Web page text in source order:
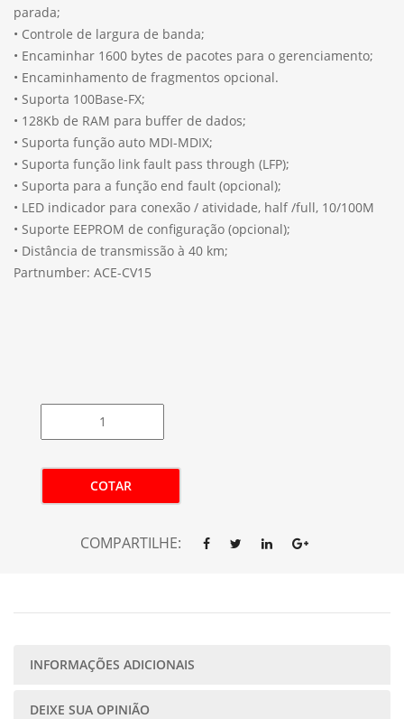
parada;
• Controle de largura de banda;
• Encaminhar 1600 bytes de pacotes para o gerenciamento;
• Encaminhamento de fragmentos opcional.
• Suporta 100Base-FX;
• 128Kb de RAM para buffer de dados;
• Suporta função auto MDI-MDIX;
• Suporta função link fault pass through (LFP);
• Suporta para a função end fault (opcional);
• LED indicador para conexão / atividade, half /full, 10/100M
• Suporte EEPROM de configuração (opcional);
• Distância de transmissão à 40 km;
Partnumber: ACE-CV15
COTAR
COMPARTILHE:
INFORMAÇÕES ADICIONAIS
DEIXE SUA OPINIÃO